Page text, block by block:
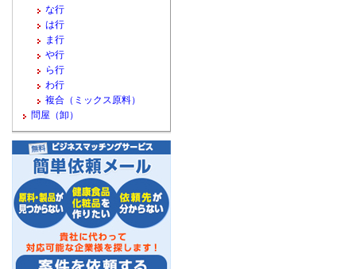
な行
は行
ま行
や行
ら行
わ行
複合（ミックス原料）
問屋（卸）